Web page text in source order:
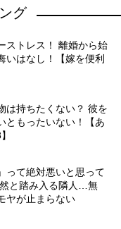
グ
ストレス！ 離婚から始
いはなし！【嫁を便利
は持ちたくない？ 彼を
ともったいない！【あ
って絶対悪いと思って
と踏み入る隣人…無
ヤが止まらない